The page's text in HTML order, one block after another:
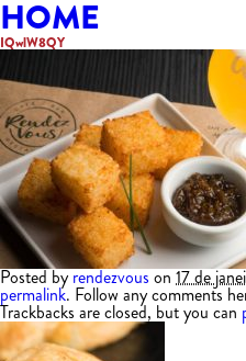
HOME
IQwlW8QY
Posted byrendezvouson17 de
permalink. Follow any comments
Trackbacks are closed, but you can